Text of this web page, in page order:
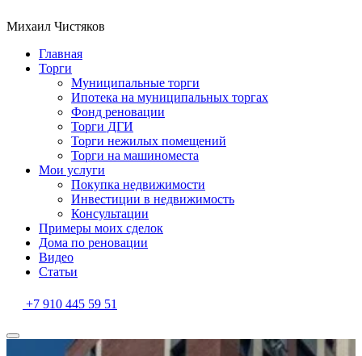
Михаил Чистяков
Главная
Торги
Муниципальные торги
Ипотека на муниципальных торгах
Фонд реновации
Торги ДГИ
Торги нежилых помещений
Торги на машиноместа
Мои услуги
Покупка недвижимости
Инвестиции в недвижимость
Консультации
Примеры моих сделок
Дома по реновации
Видео
Статьи
+7 910 445 59 51